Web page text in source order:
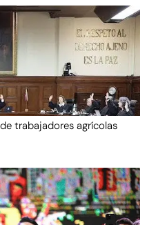
trabajadores agrícolas